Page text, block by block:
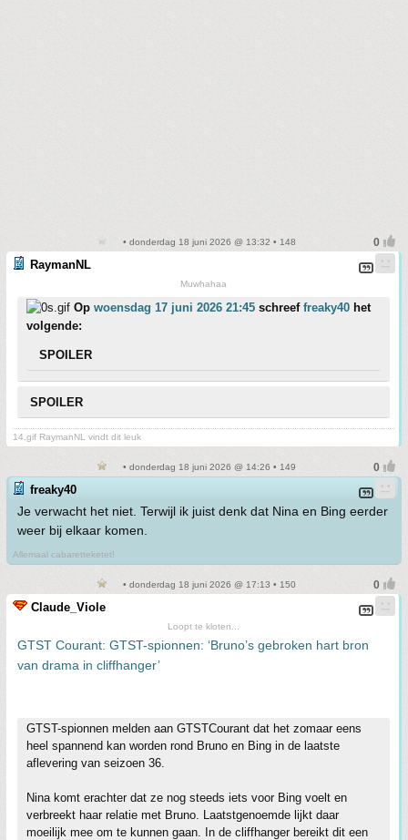
• donderdag 18 juni 2026 @ 13:32 • 148
RaymanNL
Muwhahaa
Op woensdag 17 juni 2026 21:45 schreef freaky40 het
volgende:
SPOILER
SPOILER
14.gif RaymanNL vindt dit leuk
• donderdag 18 juni 2026 @ 14:26 • 149
freaky40
Je verwacht het niet. Terwijl ik juist denk dat Nina en Bing eerder
weer bij elkaar komen.
Allemaal cabaretteketet!
• donderdag 18 juni 2026 @ 17:13 • 150
Claude_Viole
Loopt te kloten...
GTST Courant: GTST-spionnen: ‘Bruno’s gebroken hart bron
van drama in cliffhanger’
GTST-spionnen melden aan GTSTCourant dat het zomaar eens
heel spannend kan worden rond Bruno en Bing in de laatste
aflevering van seizoen 36.
Nina komt erachter dat ze nog steeds iets voor Bing voelt en
verbreekt haar relatie met Bruno. Laatstgenoemde lijkt daar
moeilijk mee om te kunnen gaan. In de cliffhanger bereikt dit een